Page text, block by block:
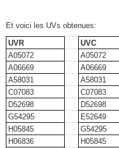
Et voici les UVs obtenues:
UVR
UVC
A05072
A05072
A06669
A06669
A58031
A58031
C07083
C07083
D52698
D52698
G54295
E52649
H05845
G54295
H06836
H05845